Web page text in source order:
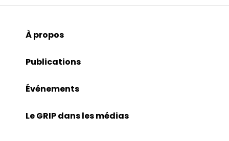
À propos
Publications
Événements
Le GRIP dans les médias